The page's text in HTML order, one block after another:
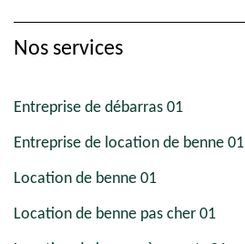
Nos services
Entreprise de débarras 01
Entreprise de location de benne 01
Location de benne 01
Location de benne pas cher 01